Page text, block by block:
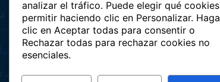
SIGN UP
analizar el tráfico. Puede elegir qué cookies
permitir haciendo clic en Personalizar. Haga
clic en Aceptar todas para consentir o
Rechazar todas para rechazar cookies no
esenciales.